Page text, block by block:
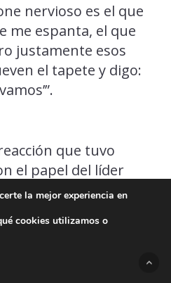
nervioso es el que
me espanta, el que
justamente esos
el tapete y digo:
que tuvo
el papel del líder
a Fidel pensé:
qué yo de Fidel?’”.
estreno en Tribeca
la mejor experiencia en
cookies utilizamos o